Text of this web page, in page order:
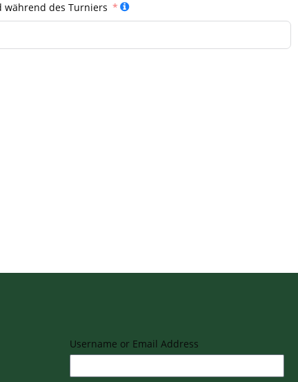
während des Turniers
Username or Email Address